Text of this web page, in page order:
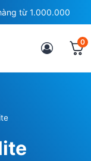
từ 1.000.000
0